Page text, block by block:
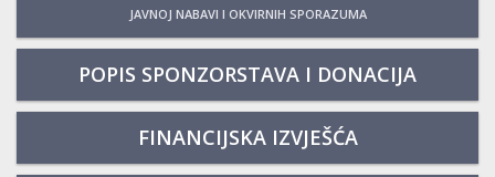
JAVNOJ NABAVI I OKVIRNIH SPORAZUMA
POPIS SPONZORSTAVA I DONACIJA
FINANCIJSKA IZVJEŠĆA